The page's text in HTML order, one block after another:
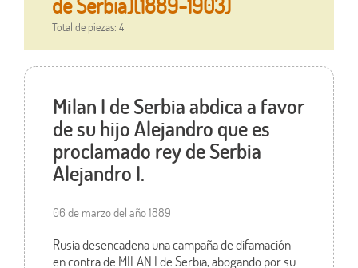
Total de piezas: 4
Milan I de Serbia abdica a favor
de su hijo Alejandro que es
proclamado rey de Serbia
Alejandro I.
06 de marzo del año 1889
Rusia desencadena una campaña de difamación
en contra de MILAN I de Serbia, abogando por su